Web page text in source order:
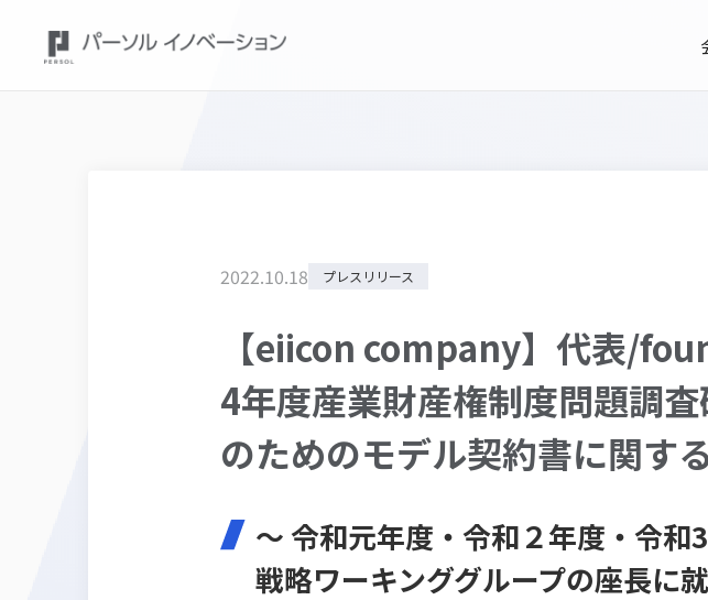
2022.10.18 プレスリリース
【eiicon company】代表/
4年度産業財産権制度問題調
のためのモデル契約書に関す
～ 令和元年度・令和２年度・令
戦略ワーキンググループの座長に